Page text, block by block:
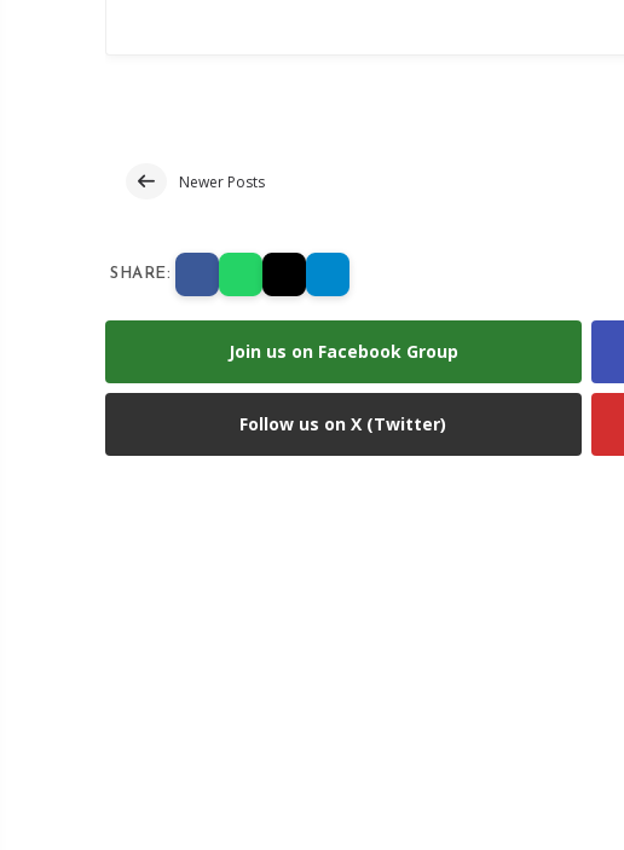
Newer Posts
SHARE:
Join us on Facebook Group
Follow us on X (Twitter)